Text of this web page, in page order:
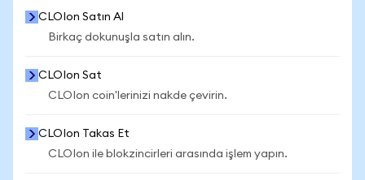
CLOIon Satın Al
Birkaç dokunuşla satın alın.
CLOIon Sat
CLOIon coin'lerinizi nakde çevirin.
CLOIon Takas Et
CLOIon ile blokzincirleri arasında işlem yapın.